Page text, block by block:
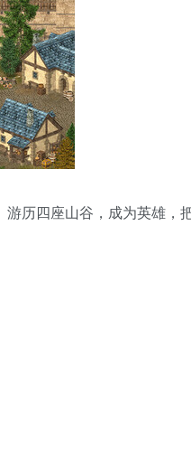
历四座山谷，成为英雄，